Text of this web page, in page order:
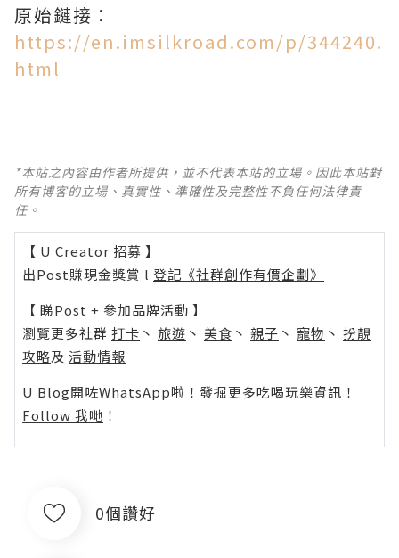
原始鏈接：
https://en.imsilkroad.com/p/344240.
html
*本站之內容由作者所提供，並不代表本站的立場。因此本站對
所有博客的立場、真實性、準確性及完整性不負任何法律責
任。
【 U Creator 招募 】
出Post賺現金獎賞 l 登記《社群創作有價企劃》
【 睇Post + 參加品牌活動 】
瀏覽更多社群 打卡 丶 旅遊 丶 美食 丶 親子 丶 寵物 丶 扮靚
攻略及 活動情報
U Blog開咗WhatsApp啦！發掘更多吃喝玩樂資訊！
Follow 我哋 ！
0個讚好